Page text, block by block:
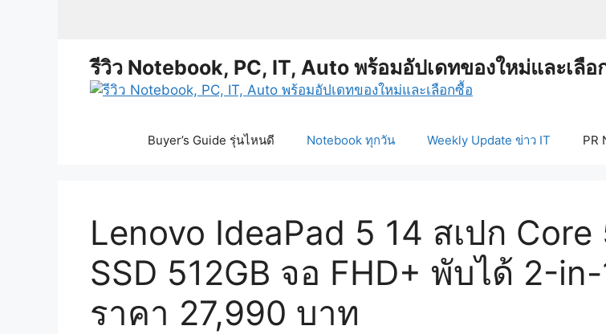
รีวิว Notebook, PC, IT, Auto พร้อมอัปเดทของใหม่และเลือ
Buyer’s Guide รุ่นไหนดี Notebook ทุกวัน Weekly Update ข่าว IT PR
Lenovo IdeaPad 5 14 สเปก
SSD 512GB จอ FHD+ พับได้ 2-
ราคา 27,990 บาท